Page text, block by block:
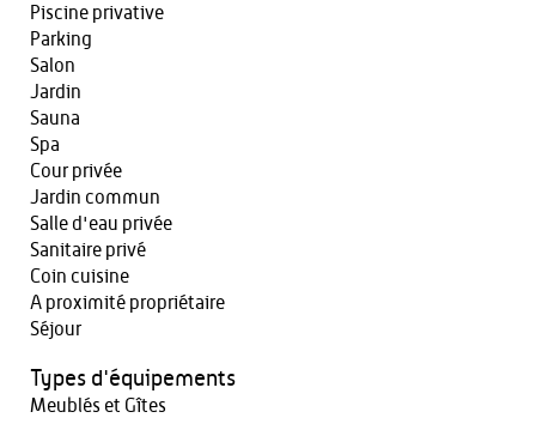
Piscine privative
Parking
Salon
Jardin
Sauna
Spa
Cour privée
Jardin commun
Salle d'eau privée
Sanitaire privé
Coin cuisine
A proximité propriétaire
Séjour
Types d'équipements
Meublés et Gîtes